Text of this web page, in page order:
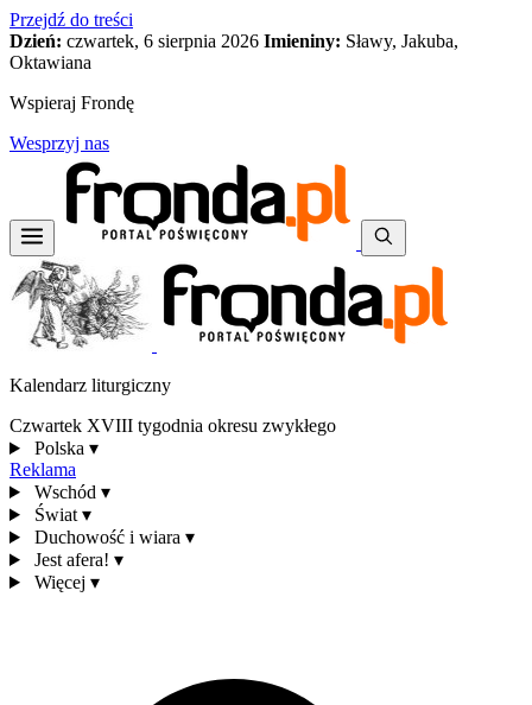
Przejdź do treści
Dzień: czwartek, 6 sierpnia 2026 Imieniny: Sławy, Jakuba,
Oktawiana
Wspieraj Frondę
Wesprzyj nas
Kalendarz liturgiczny
Czwartek XVIII tygodnia okresu zwykłego
Polska ▾
Reklama
Wschód ▾
Świat ▾
Duchowość i wiara ▾
Jest afera! ▾
Więcej ▾